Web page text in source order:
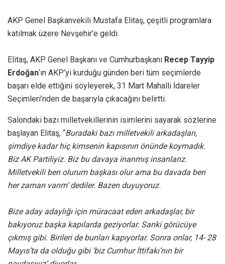
AKP Genel Başkanvekili Mustafa Elitaş, çeşitli programlara
katılmak üzere Nevşehir’e geldi.
Elitaş, AKP Genel Başkanı ve Cumhurbaşkanı Recep Tayyip
Erdoğan‘ın AKP’yi kurduğu günden beri tüm seçimlerde
başarı elde ettiğini söyleyerek, 31 Mart Mahalli İdareler
Seçimleri’nden de başarıyla çıkacağını belirtti.
Salondaki bazı milletvekillerinin isimlerini sayarak sözlerine
başlayan Elitaş, “Buradaki bazı milletvekili arkadaşları,
şimdiye kadar hiç kimsenin kapısının önünde koymadık.
Biz AK Partiliyiz. Biz bu davaya inanmış insanlarız.
Milletvekili ben olurum başkası olur ama bu davada ben
her zaman varım’ dediler. Bazen duyuyoruz.
Bize aday adaylığı için müracaat eden arkadaşlar, bir
bakıyoruz başka kapılarda geziyorlar. Sanki görücüye
çıkmış gibi. Birileri de bunları kapıyorlar. Sonra onlar, 14- 28
Mayıs’ta da olduğu gibi ‘biz Cumhur İttifakı’nın bir